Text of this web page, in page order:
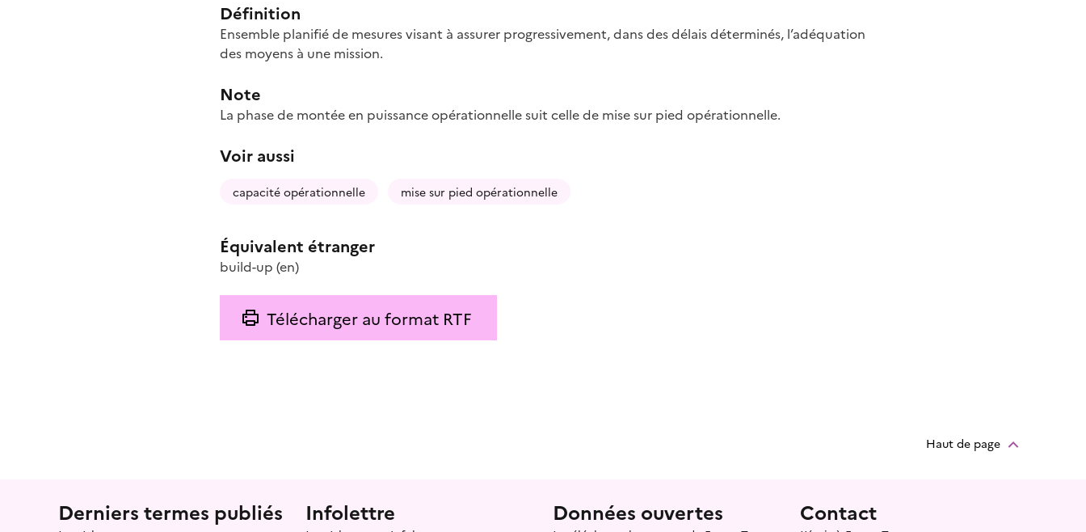
Définition
Ensemble planifié de mesures visant à assurer progressivement, dans des délais déterminés, l’adéquation
des moyens à une mission.
Note
La phase de montée en puissance opérationnelle suit celle de mise sur pied opérationnelle.
Voir aussi
capacité opérationnelle mise sur pied opérationnelle
Équivalent étranger
build-up (en)
Télécharger au format RTF
Haut de page
Menu prefooter
Derniers termes publiés Infolettre Données ouvertes Contact